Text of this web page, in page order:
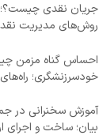
جریان نقدی چیست؟؛
روش‌های مدیریت
احساس گناه مزمن
خودسرزنشگری؛ راه‌های
آموزش سخنرانی در
بیان؛ ساخت و اجرای